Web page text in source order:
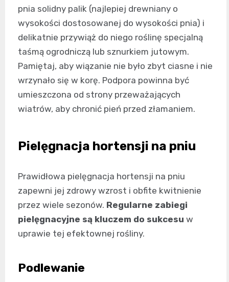
pnia solidny palik (najlepiej drewniany o
wysokości dostosowanej do wysokości pnia) i
delikatnie przywiąż do niego roślinę specjalną
taśmą ogrodniczą lub sznurkiem jutowym.
Pamiętaj, aby wiązanie nie było zbyt ciasne i nie
wrzynało się w korę. Podpora powinna być
umieszczona od strony przeważających
wiatrów, aby chronić pień przed złamaniem.
Pielęgnacja hortensji na pniu
Prawidłowa pielęgnacja hortensji na pniu
zapewni jej zdrowy wzrost i obfite kwitnienie
przez wiele sezonów. Regularne zabiegi
pielęgnacyjne są kluczem do sukcesu w
uprawie tej efektownej rośliny.
Podlewanie